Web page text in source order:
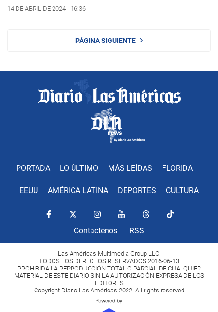
14 DE ABRIL DE 2024 - 16:36
PÁGINA SIGUIENTE
PORTADA LO ÚLTIMO MÁS LEÍDAS FLORIDA
EEUU AMÉRICA LATINA DEPORTES CULTURA
Contactenos RSS
Las Américas Multimedia Group LLC.
TODOS LOS DERECHOS RESERVADOS 2016-06-13
PROHIBIDA LA REPRODUCCIÓN TOTAL O PARCIAL DE CUALQUIER
MATERIAL DE ESTE DIARIO SIN LA AUTORIZACIÓN EXPRESA DE LOS
EDITORES
Copyright Diario Las Américas 2022. All rights reserved